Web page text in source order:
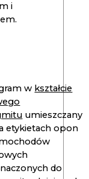
i
w kształcie
umieszczany
etykietach opon
do